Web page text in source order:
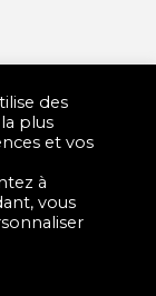
Dinan à
au
à vot’
des
plus
et vos
à
vous